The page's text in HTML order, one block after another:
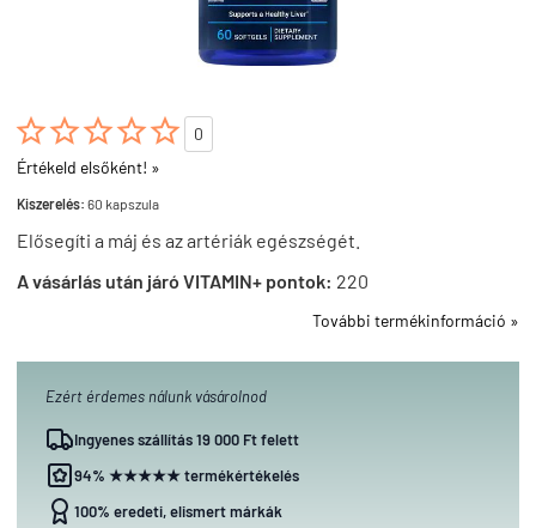

0
Értékeld elsőként! »
Kiszerelés: 60 kapszula
Elősegíti a máj és az artériák egészségét.
A vásárlás után járó VITAMIN+ pontok: 220
További termékinformáció »
Ezért érdemes nálunk vásárolnod
Ingyenes szállítás 19 000 Ft felett
94% ★★★★★ termékértékelés
100% eredeti, elismert márkák